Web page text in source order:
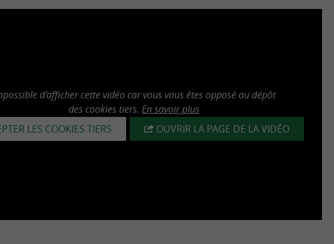
d'afficher cette vidéo car vous vous êtes opposé au dépôt
des cookies tiers. En savoir plus
LES COOKIES TIERS
OUVRIR LA PAGE DE LA VIDÉO